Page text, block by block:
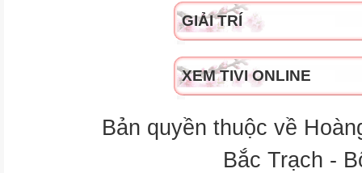
GIẢI TRÍ
XEM TIVI ONLINE
Bản quyền thuộc về
Bắc Trạch -